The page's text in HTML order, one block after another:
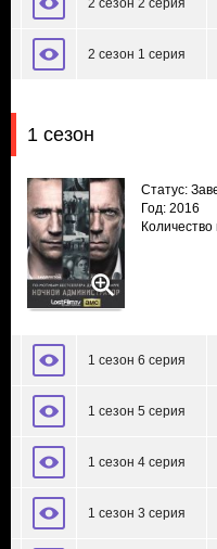
2 сезон 2 серия
2 сезон 1 серия
1 сезон
Статус:
Год: 2016
1 сезон 6 серия
1 сезон 5 серия
1 сезон 4 серия
1 сезон 3 серия